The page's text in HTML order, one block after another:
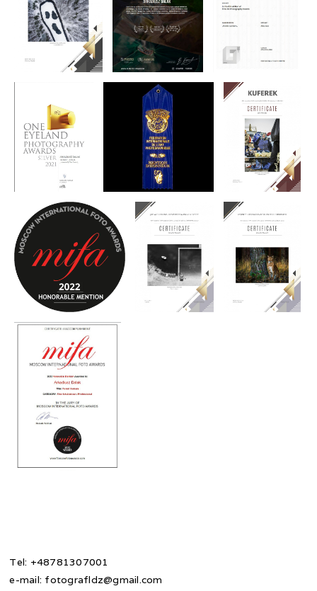
Tel: +48781307001
e-mail: fotografldz@gmail.com